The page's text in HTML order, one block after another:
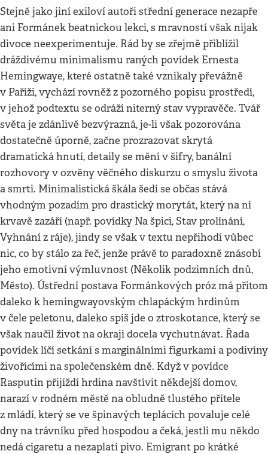
Stejně jako jiní exiloví autoři střední generace nezapře
ani Formánek beatnickou lekci, s mravností však nijak
divoce neexperimentuje. Rád by se zřejmě přiblížil
dráždivému minimalismu raných povídek Ernesta
Hemingwaye, které ostatně také vznikaly převážně
v Paříži, vychází rovněž z pozorného popisu prostředí,
v jehož podtextu se odráží niterný stav vypravěče. Tvář
světa je zdánlivě bezvýrazná, je-li však pozorována
dostatečně úporně, začne prozrazovat skrytá
dramatická hnutí, detaily se mění v šifry, banální
rozhovory v ozvěny věčného diskurzu o smyslu života
a smrti. Minimalistická škála šedí se občas stává
vhodným pozadím pro drastický morytát, který na ní
krvavě zazáří (např. povídky Na špici, Stav prolínání,
Vyhnání z ráje), jindy se však v textu nepřihodí vůbec
nic, co by stálo za řeč, jenže právě to paradoxně znásobí
jeho emotivní výmluvnost (Několik podzimních dnů,
Město). Ústřední postava Formánkových próz má přitom
daleko k hemingwayovským chlapáckým hrdinům
v čele peletonu, daleko spíš jde o ztroskotance, který se
však naučil život na okraji docela vychutnávat. Řada
povídek líčí setkání s marginálními figurkami a podivíny
živořícími na společenském dně. Když v povídce
Rasputin přijíždí hrdina navštívit někdejší domov,
narazí v rodném městě na obludně tlustého přítele
z mládí, který se ve špinavých teplácích povaluje celé
dny na trávníku před hospodou a čeká, jestli mu někdo
nedá cigaretu a nezaplatí pivo. Emigrant po krátké